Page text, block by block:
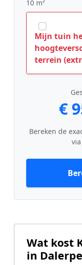
10 m²
Mijn tuin
terrein
€
Bereken de
Wat kost
in